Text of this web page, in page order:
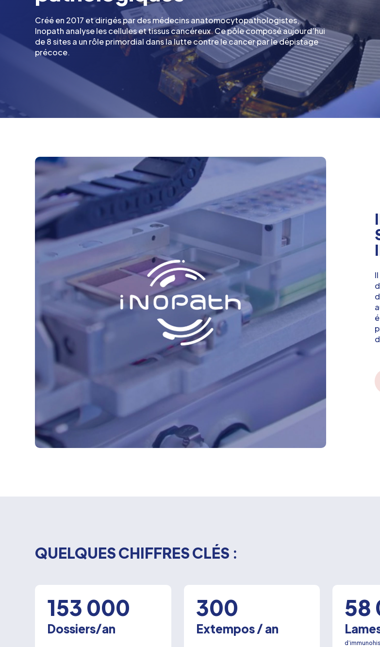
Créé en 2017 et dirigés par des médecins anatomocytopathologistes,
Inopath analyse les cellules et tissus cancéreux. Ce pôle composé aujourd’hui
de 8 sites a un rôle primordial dans la lutte contre le cancer par le dépistage
précoce.
QUELQUES CHIFFRES CLÉS :
153 000
Dossiers/an
300
Extempos / an
58